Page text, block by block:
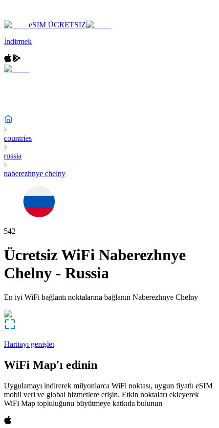
eSIM ÜCRETSİZ
İndirmek
countries
russia
naberezhnye chelny
542
Ücretsiz WiFi Naberezhnye
Chelny - Russia
En iyi WiFi bağlantı noktalarına bağlanın Naberezhnye Chelny
Haritayı genişlet
WiFi Map'ı edinin
Uygulamayı indirerek milyonlarca WiFi noktası, uygun fiyatlı eSIM
mobil veri ve global hizmetlere erişin. Etkin noktaları ekleyerek
WiFi Map topluluğunu büyütmeye katkıda bulunun